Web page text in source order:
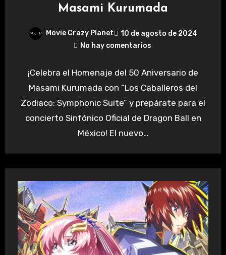
Masami Kurumada
Movie Crazy Planet
10 de agosto de 2024
No hay comentarios
¡Celebra el Homenaje del 50 Aniversario de
Masami Kurumada con “Los Caballeros del
Zodiaco: Symphonic Suite” y prepárate para el
concierto Sinfónico Oficial de Dragon Ball en
México! El nuevo…